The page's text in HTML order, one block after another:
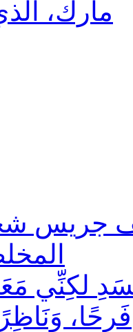
مارك،
جريس
فَرِحًا،